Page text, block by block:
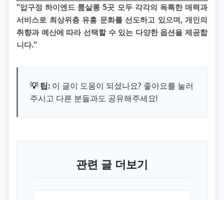
"압구정 하이엔드 룸살롱 5곳 모두 각각의 독특한 매력과
서비스로 최상위층 유흥 문화를 선도하고 있으며, 개인의
취향과 예산에 따라 선택할 수 있는 다양한 옵션을 제공합
니다."
💡 팁: 이 글이 도움이 되셨나요? 좋아요를 눌러
주시고 다른 분들과도 공유해주세요!
관련 글 더보기